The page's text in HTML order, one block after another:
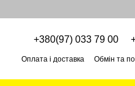
+380(97) 033 79 00
Оплата і доставка Обмін та